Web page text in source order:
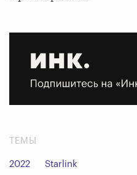
ТЕМЫ
2022 Starlink